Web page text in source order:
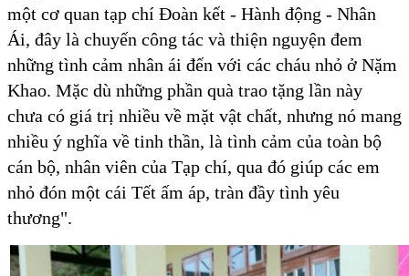
một cơ quan tạp chí Đoàn kết - Hành động - Nhân
Ái, đây là chuyến công tác và thiện nguyện đem
những tình cảm nhân ái đến với các cháu nhỏ ở Nặm
Khao. Mặc dù những phần quà trao tặng lần này
chưa có giá trị nhiều về mặt vật chất, nhưng nó mang
nhiều ý nghĩa về tinh thần, là tình cảm của toàn bộ
cán bộ, nhân viên của Tạp chí, qua đó giúp các em
nhỏ đón một cái Tết ấm áp, tràn đầy tình yêu
thương".